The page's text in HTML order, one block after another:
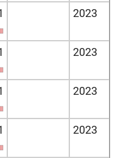
2023
2023
2023
2023